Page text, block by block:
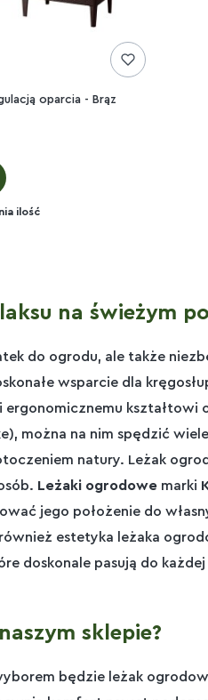
oparcia - Brąz
ilość
na świeżym
do ogrodu, ale także
wsparcie dla
kształtowi
można na nim spędzić
natury. Leżak
Leżaki ogrodowe marki
jego położenie do
estetyka leżaka
doskonale pasują do
sklepie?
będzie leżak